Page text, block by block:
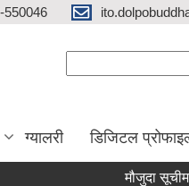
550046
ग्यालरी डिजिटल
मौजुदा सूचीमा